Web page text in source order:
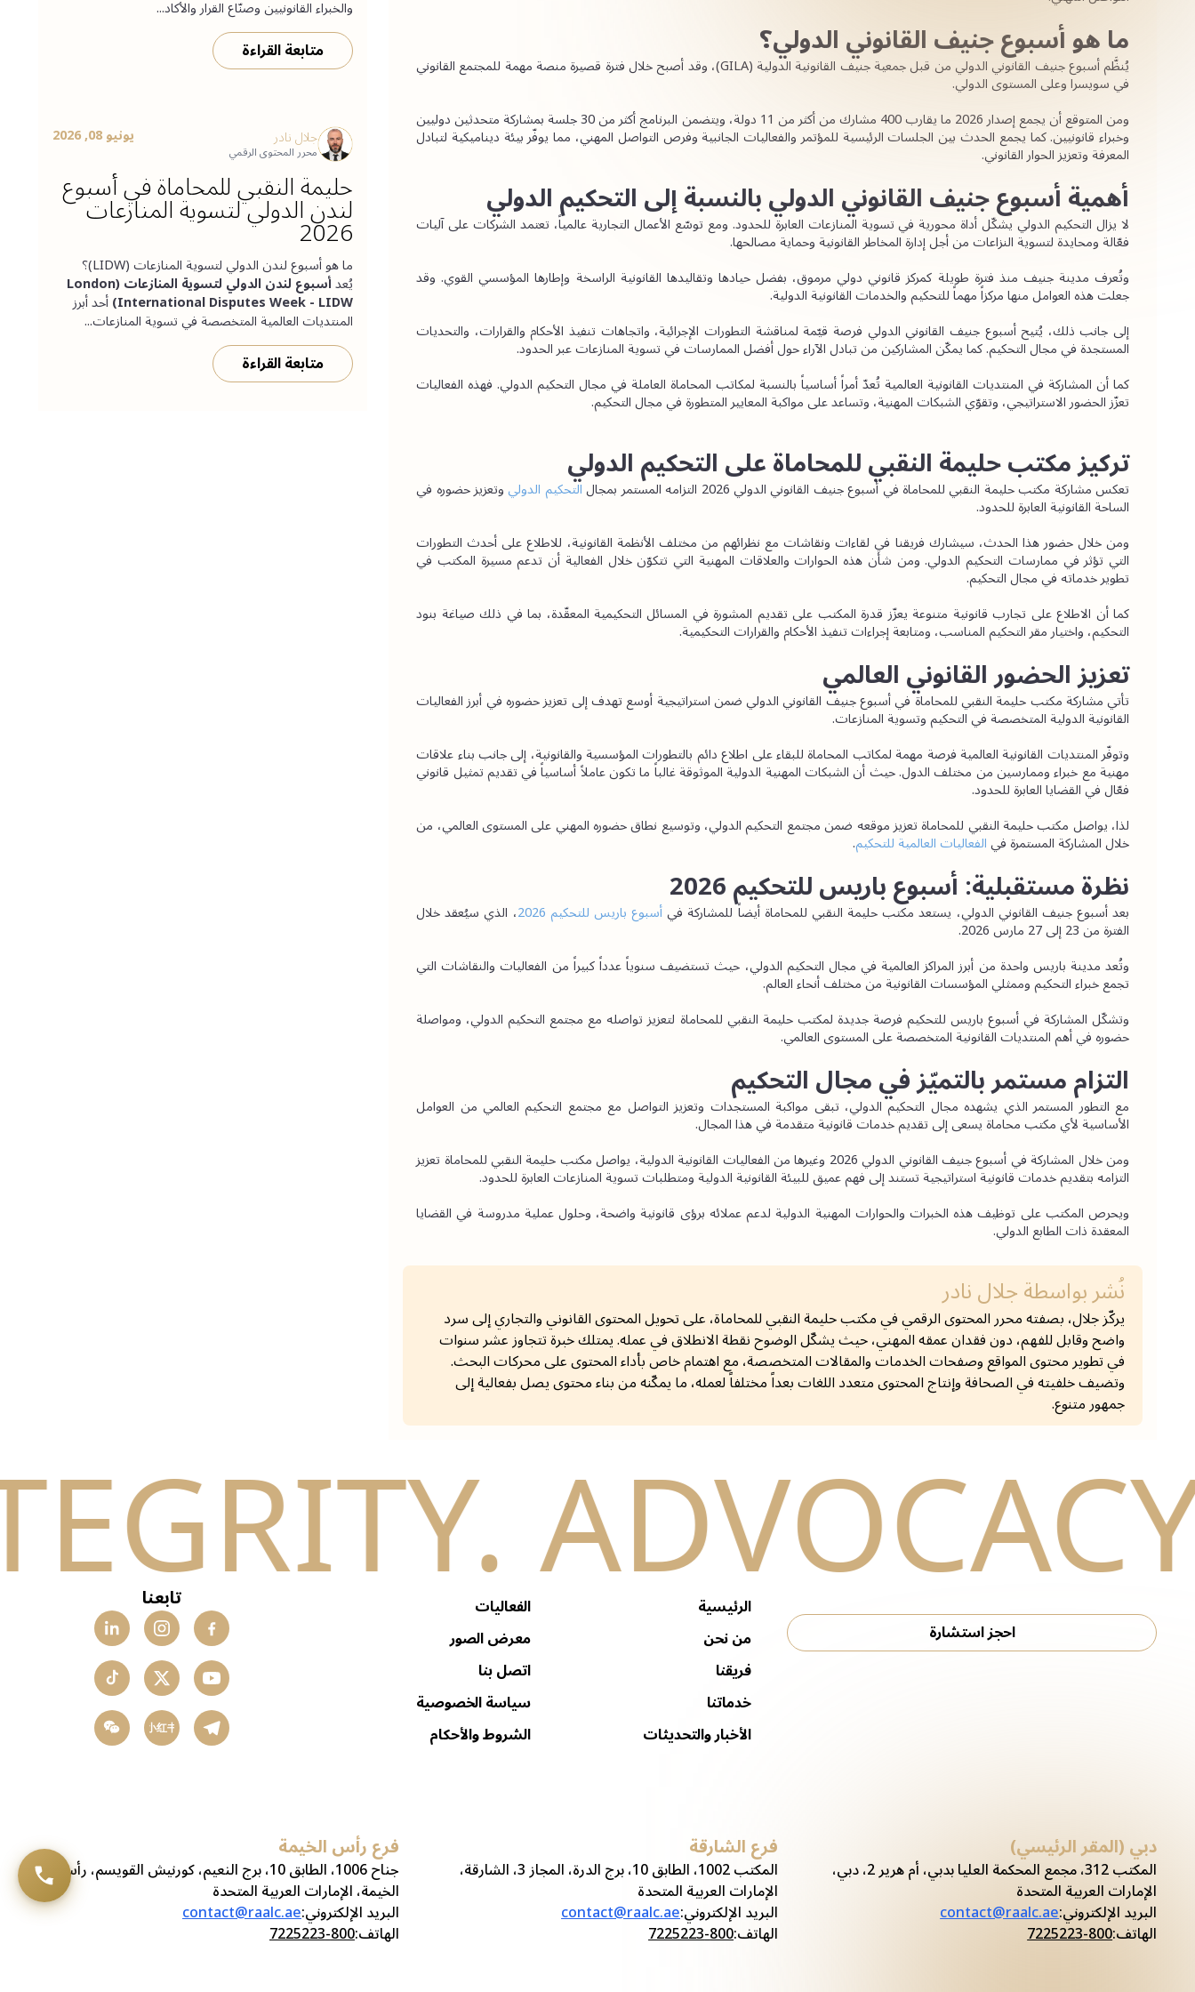
ما هو أسبوع جنيف القانوني الدولي؟
يُنظَّم أسبوع جنيف القانوني الدولي من قبل جمعية جنيف القانونية الدولية (GILA)، وقد أصبح خلال فترة قصيرة منصة مهمة للمجتمع القانوني
في سويسرا وعلى المستوى الدولي.
ومن المتوقع أن يجمع إصدار 2026 ما يقارب 400 مشارك من أكثر من 11 دولة، ويتضمن البرنامج أكثر من 30 جلسة بمشاركة متحدثين دوليين
وخبراء قانونيين. كما يجمع الحدث بين الجلسات الرئيسية للمؤتمر والفعاليات الجانبية وفرص التواصل المهني، مما يوفّر بيئة ديناميكية لتبادل
المعرفة وتعزيز الحوار القانوني.
أهمية أسبوع جنيف القانوني الدولي بالنسبة إلى التحكيم الدولي
لا يزال التحكيم الدولي يشكّل أداة محورية في تسوية المنازعات العابرة للحدود. ومع توسّع الأعمال التجارية عالمياً، تعتمد الشركات على آليات
فعّالة ومحايدة لتسوية النزاعات من أجل إدارة المخاطر القانونية وحماية مصالحها.
وتُعرف مدينة جنيف منذ فترة طويلة كمركز قانوني دولي مرموق، بفضل حيادها وتقاليدها القانونية الراسخة وإطارها المؤسسي القوي. وقد
جعلت هذه العوامل منها مركزاً مهماً للتحكيم والخدمات القانونية الدولية.
إلى جانب ذلك، يُتيح أسبوع جنيف القانوني الدولي فرصة قيّمة لمناقشة التطورات الإجرائية، واتجاهات تنفيذ الأحكام والقرارات، والتحديات
المستجدة في مجال التحكيم. كما يمكّن المشاركين من تبادل الآراء حول أفضل الممارسات في تسوية المنازعات عبر الحدود.
كما أن المشاركة في المنتديات القانونية العالمية تُعدّ أمراً أساسياً بالنسبة لمكاتب المحاماة العاملة في مجال التحكيم الدولي. فهذه الفعاليات
تعزّز الحضور الاستراتيجي، وتقوّي الشبكات المهنية، وتساعد على مواكبة المعايير المتطورة في مجال التحكيم.
تركيز مكتب حليمة النقبي للمحاماة على التحكيم الدولي
تعكس مشاركة مكتب حليمة النقبي للمحاماة في أسبوع جنيف القانوني الدولي 2026 التزامه المستمر بمجال التحكيم الدولي وتعزيز حضوره في
الساحة القانونية العابرة للحدود.
ومن خلال حضور هذا الحدث، سيشارك فريقنا
في لقاءات ونقاشات مع نظرائهم من مختلف الأنظمة القانونية، للاطلاع على أحدث التطورات
التي تؤثر في ممارسات التحكيم الدولي. ومن شأن هذه الحوارات والعلاقات المهنية التي تتكوّن خلال الفعالية أن تدعم مسيرة المكتب في
تطوير خدماته في مجال التحكيم.
كما أن الاطلاع على تجارب قانونية متنوعة يعزّز قدرة المكتب على تقديم المشورة في المسائل التحكيمية المعقّدة، بما في ذلك صياغة بنود
التحكيم، واختيار مقر التحكيم المناسب، ومتابعة إجراءات تنفيذ الأحكام والقرارات التحكيمية.
تعزيز الحضور القانوني العالمي
تأتي مشاركة مكتب حليمة النقبي للمحاماة في أسبوع جنيف القانوني الدولي ضمن استراتيجية أوسع تهدف إلى تعزيز حضوره في أبرز الفعاليات
القانونية الدولية المتخصصة في التحكيم وتسوية المنازعات.
وتوفّر المنتديات القانونية العالمية فرصة مهمة لمكاتب المحاماة للبقاء على اطلاع دائم بالتطورات المؤسسية والقانونية، إلى جانب بناء علاقات
مهنية مع خبراء وممارسين من مختلف الدول. حيث أن الشبكات المهنية الدولية الموثوقة غالباً ما تكون عاملاً أساسياً في تقديم تمثيل قانوني
فعّال في القضايا العابرة للحدود.
لذا، يواصل مكتب حليمة النقبي للمحاماة تعزيز موقعه ضمن مجتمع التحكيم الدولي، وتوسيع نطاق حضوره المهني على المستوى العالمي، من
خلال المشاركة المستمرة في الفعاليات العالمية للتحكيم.
نظرة مستقبلية: أسبوع باريس للتحكيم 2026
بعد أسبوع جنيف القانوني الدولي، يستعد مكتب حليمة النقبي للمحاماة أيضاً للمشاركة في أسبوع باريس للتحكيم 2026 ، الذي سيُعقد خلال
الفترة من 23 إلى 27 مارس 2026.
وتُعد مدينة باريس واحدة من أبرز المراكز العالمية في مجال التحكيم الدولي، حيث تستضيف سنوياً عدداً كبيراً من الفعاليات والنقاشات التي
تجمع خبراء التحكيم وممثلي المؤسسات القانونية من مختلف أنحاء العالم.
وتشكّل المشاركة في أسبوع باريس للتحكيم فرصة جديدة لمكتب حليمة النقبي للمحاماة لتعزيز تواصله مع مجتمع التحكيم الدولي، ومواصلة
حضوره في أهم المنتديات القانونية المتخصصة على المستوى العالمي.
التزام مستمر بالتميّز في مجال التحكيم
مع التطور المستمر الذي يشهده مجال التحكيم الدولي، تبقى مواكبة المستجدات وتعزيز التواصل مع مجتمع التحكيم العالمي من العوامل
الأساسية لأي مكتب محاماة يسعى إلى تقديم خدمات قانونية متقدمة في هذا المجال.
ومن خلال المشاركة في أسبوع جنيف القانوني الدولي 2026 وغيرها من الفعاليات القانونية الدولية، يواصل مكتب حليمة النقبي للمحاماة تعزيز
التزامه بتقديم خدمات قانونية استراتيجية تستند إلى فهم عميق للبيئة القانونية الدولية ومتطلبات تسوية المنازعات العابرة للحدود.
ويحرص المكتب على توظيف هذه الخبرات والحوارات المهنية الدولية لدعم عملائه برؤى قانونية واضحة، وحلول عملية مدروسة في القضايا
المعقدة ذات الطابع الدولي.
نُشر بواسطةجلال نادر
يركّز جلال، بصفته محرر المحتوى الرقمي في مكتب حليمة النقبي للمحاماة، على تحويل المحتوى القانوني والتجاري إلى سرد
واضح وقابل للفهم، دون فقدان عمقه المهني، حيث يشكّل الوضوح نقطة الانطلاق في عمله. يمتلك خبرة تتجاوز عشر سنوات
في تطوير محتوى المواقع وصفحات الخدمات والمقالات المتخصصة، مع اهتمام خاص بأداء المحتوى على محركات البحث.
وتضيف خلفيته في الصحافة وإنتاج المحتوى متعدد اللغات بعداً مختلفاً لعمله، ما يمكّنه من بناء محتوى يصل بفعالية إلى
جمهور متنوع.
والخبراء القانونيين وصنّاع القرار والأكاد...
متابعة القراءة
جلال نادر
محرر المحتوى الرقمي
يونيو 08, 2026
حليمة النقبي للمحاماة في أسبوع
لندن الدولي لتسوية المنازعات
2026
ما هو أسبوع لندن الدولي لتسوية المنازعات (LIDW)؟
يُعد أسبوع لندن الدولي لتسوية المنازعات (London
International Disputes Week - LIDW) أحد أبرز
المنتديات العالمية المتخصصة في تسوية المنازعات...
متابعة القراءة
احجز استشارة
الرئيسية
من نحن
فريقنا
خدماتنا
الأخبار والتحديثات
الفعاليات
معرض الصور
اتصل بنا
سياسة الخصوصية
الشروط والأحكام
تابعنا
小红书
دبي (المقر الرئيسي)
المكتب 312، مجمع المحكمة العليا بدبي، أم هرير 2، دبي،
الإمارات العربية المتحدة
البريد الإلكتروني:
contact@raalc.ae
الهاتف:
800-7225223
فرع الشارقة
المكتب 1002، الطابق 10، برج الدرة، المجاز 3، الشارقة،
الإمارات العربية المتحدة
البريد الإلكتروني:
contact@raalc.ae
الهاتف:
800-7225223
فرع رأس الخيمة
جناح 1006، الطابق 10، برج النعيم، كورنيش القويسم، رأس
الخيمة، الإمارات العربية المتحدة
البريد الإلكتروني:
contact@raalc.ae
الهاتف:
800-7225223